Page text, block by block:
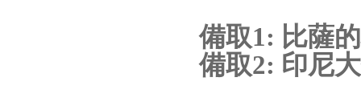
備取1: 比薩
備取2: 印尼